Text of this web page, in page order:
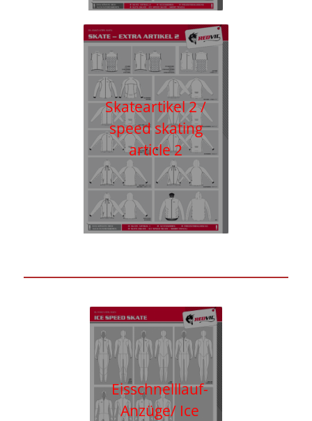
Skateartikel 2 /
speed skating
article 2
Eisschnelllauf-
Anzüge/ Ice